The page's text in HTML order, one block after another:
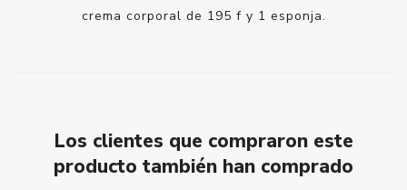
crema corporal de 195 f y 1 esponja.
Los clientes que compraron este
producto también han comprado